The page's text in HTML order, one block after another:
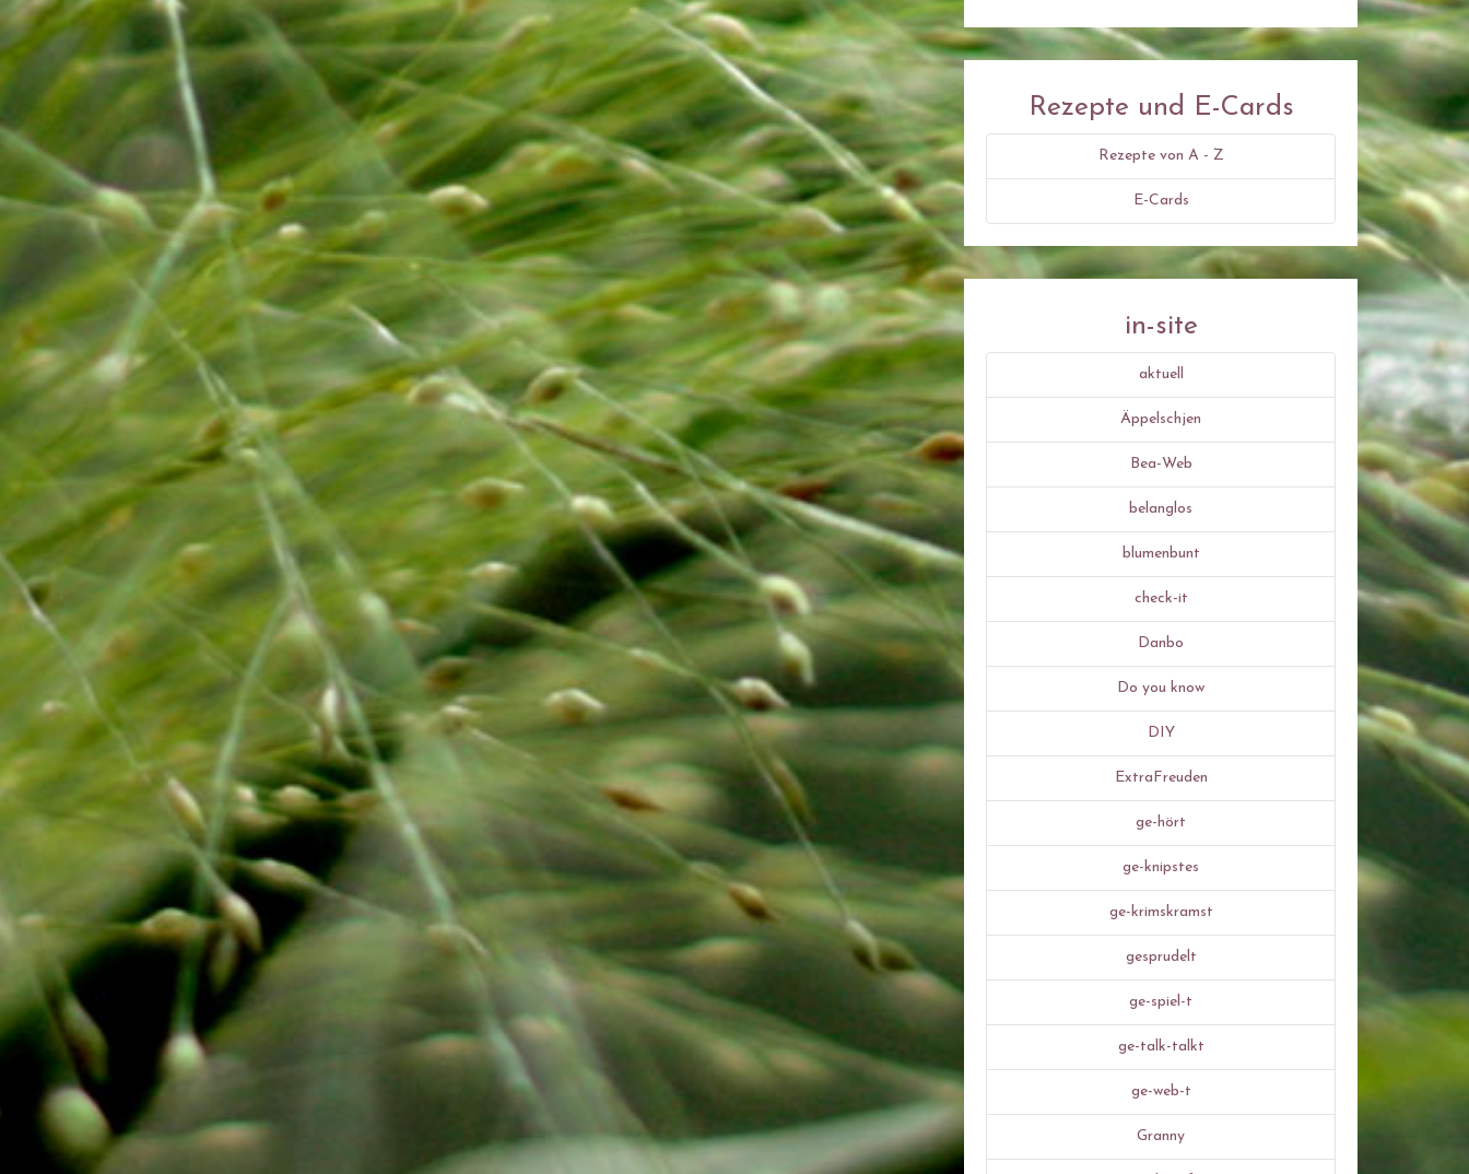
Rezepte und E-Cards
Rezepte von A - Z
E-Cards
in-site
aktuell
Äppelschjen
Bea-Web
belanglos
blumenbunt
check-it
Danbo
Do you know
DIY
ExtraFreuden
ge-hört
ge-knipstes
ge-krimskramst
gesprudelt
ge-spiel-t
ge-talk-talkt
ge-web-t
Granny